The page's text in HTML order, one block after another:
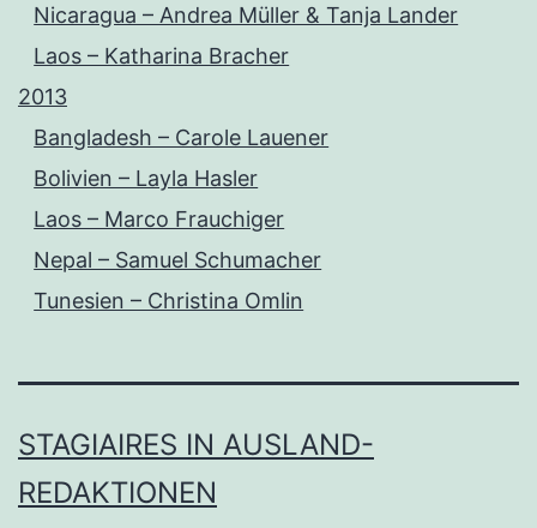
Nicaragua – Andrea Müller & Tanja Lander
Laos – Katharina Bracher
2013
Bangladesh – Carole Lauener
Bolivien – Layla Hasler
Laos – Marco Frauchiger
Nepal – Samuel Schumacher
Tunesien – Christina Omlin
STAGIAIRES IN AUSLAND-
REDAKTIONEN